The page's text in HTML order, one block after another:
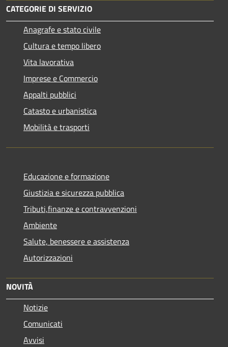
CATEGORIE DI SERVIZIO
Anagrafe e stato civile
Cultura e tempo libero
Vita lavorativa
Imprese e Commercio
Appalti pubblici
Catasto e urbanistica
Mobilità e trasporti
Educazione e formazione
Giustizia e sicurezza pubblica
Tributi,finanze e contravvenzioni
Ambiente
Salute, benessere e assistenza
Autorizzazioni
NOVITÀ
Notizie
Comunicati
Avvisi